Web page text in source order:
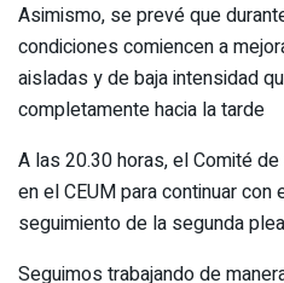
Asimismo, se prevé que
condiciones comiencen a
aisladas y de baja intensidad
completamente hacia la tarde
A las 20.30 horas, el Comité
en el CEUM para continuar
seguimiento de la segunda
Seguimos trabajando de